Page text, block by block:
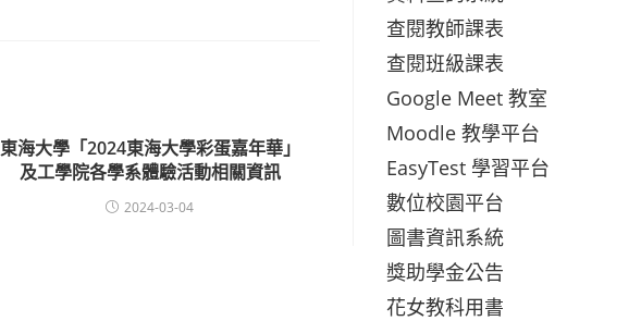
東海大學「2024東海大學彩蛋嘉年華」
及工學院各學系體驗活動相關資訊
2024-03-04
查閱教師課表
查閱班級課表
Google Meet 教室
Moodle 教學平台
EasyTest 學習平台
數位校園平台
圖書資訊系統
獎助學金公告
花女教科用書